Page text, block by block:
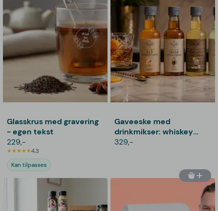
Glasskrus med gravering
- egen tekst
229,-
4,3
Kan tilpasses
Gaveeske med
drinkmikser: whiskey
cocktail mixers fra
329,-